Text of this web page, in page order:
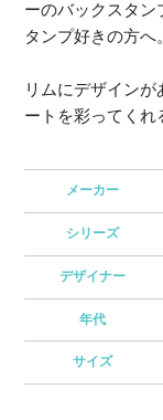
ーのバックスタン
タンプ好きの方へ
リムにデザイン
ートを彩ってくれ
メーカー
シリーズ
デザイナー
年代
サイズ